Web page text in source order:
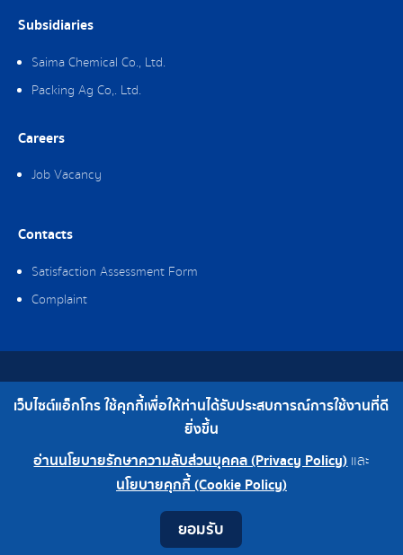
Subsidiaries
Saima Chemical Co., Ltd.
Packing Ag Co,. Ltd.
Careers
Job Vacancy
Contacts
Satisfaction Assessment Form
Complaint
Copyright © 2019 Ag-gro (Thailand) Co., Ltd. All Rights Reserved.
Telephone : 0-2308-2102 | Fax : 0-2308-2487
เว็บไซต์แอ็กโกร ใช้คุกกี้เพื่อให้ท่านได้รับประสบการณ์การใช้งานที่ดี
ยิ่งขึ้น
อ่านนโยบายรักษาความลับส่วนบุคคล (Privacy Policy) และ
นโยบายคุกกี้ (Cookie Policy)
ยอมรับ
0-2308-2102
Factory 0-2324-0515-6
ContactYoutube
LINE